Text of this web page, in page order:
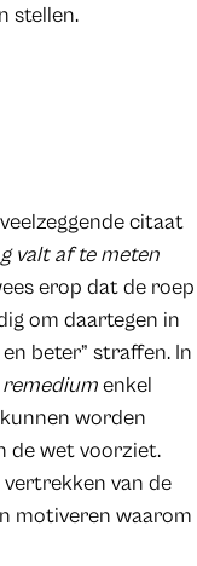
stellen.
citaat
valt af te meten
erop dat de roep
om daartegen in
beter” straffen. In
enkel
worden
de wet voorziet.
van de
motiveren waarom